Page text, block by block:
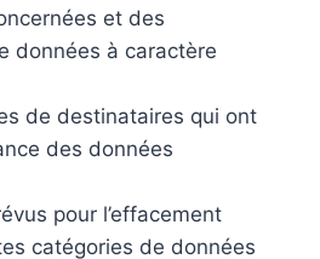
et des
données à caractère
de destinataires qui ont
des données
pour l’effacement
catégories de données